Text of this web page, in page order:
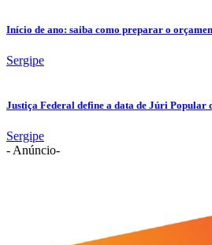
Início de ano: saiba como preparar o
Sergipe
Justiça Federal define a data de Júri Popular
Sergipe
- Anúncio-